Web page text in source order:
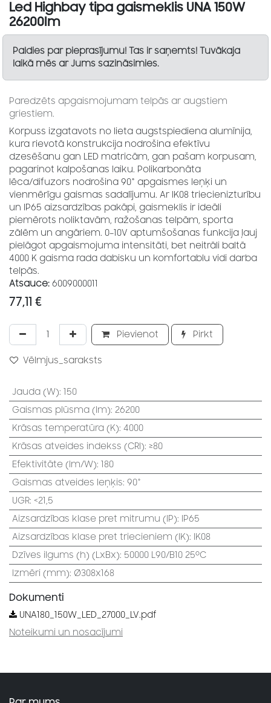
Led Highbay tipa gaismeklis UNA 150W
26200lm
Paldies par pieprasījumu! Tas ir saņemts! Tuvākaja
laikā mēs ar Jums sazināsimies.
Paredzēts apgaismojumam telpās ar augstiem
griestiem.
Korpuss izgatavots no lieta augstspiediena alumīnija,
kura rievotā konstrukcija nodrošina efektīvu
dzesēšanu gan LED matricām, gan pašam korpusam,
pagarinot kalpošanas laiku. Polikarbonāta
lēca/difuzors nodrošina 90° apgaismes leņķi un
vienmērīgu gaismas sadalījumu. Ar IK08 triecienizturību
un IP65 aizsardzības pakāpi, gaismeklis ir ideāli
piemērots noliktavām, ražošanas telpām, sporta
zālēm un angāriem. 0–10V aptumšošanas funkcija ļauj
pielāgot apgaismojuma intensitāti, bet neitrāli baltā
4000 K gaisma rada dabisku un komfortablu vidi darba
telpās.
Atsauce: 6009000011
77,11 €
Pievienot Pirkt
Vēlmjus_saraksts
Jauda (W): 150
Gaismas plūsma (lm): 26200
Krāsas temperatūra (K): 4000
Krāsas atveides indekss (CRI): ≥80
Efektivitāte (lm/W): 180
Gaismas atveides leņķis: 90°
UGR: <21,5
Aizsardzības klase pret mitrumu (IP): IP65
Aizsardzības klase pret triecieniem (IK): IK08
Dzīves ilgums (h) (LxBx): 50000 L90/B10 25⁰C
Izmēri (mm): Ø308x168
Dokumenti
UNA180_150W_LED_27000_LV.pdf
Noteikumi un nosacījumi